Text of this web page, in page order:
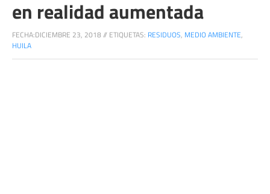
en realidad aumentada
FECHA:DICIEMBRE 23, 2018// ETIQUETAS: RESIDUOS, MEDIO AMBIENTE,
HUILA